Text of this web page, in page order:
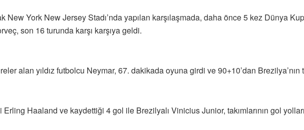
York New Jersey Stadı’nda yapılan karşılaşmada, daha önce 5 kez Dünya
son 16 turunda karşı karşıya geldi.
alan yıldız futbolcu Neymar, 67. dakikada oyuna girdi ve 90+10’dan Brezilya’nın
Haaland ve kaydettiği 4 gol ile Brezilyalı Vinicius Junior, takımlarının gol